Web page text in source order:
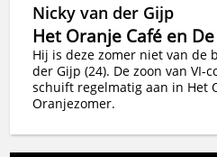
Nicky van der Gijp
Het Oranje Café en
Hij is deze zomer niet van de
der Gijp (24). De zoon van VI-
schuift regelmatig aan in Het
Oranjezomer.